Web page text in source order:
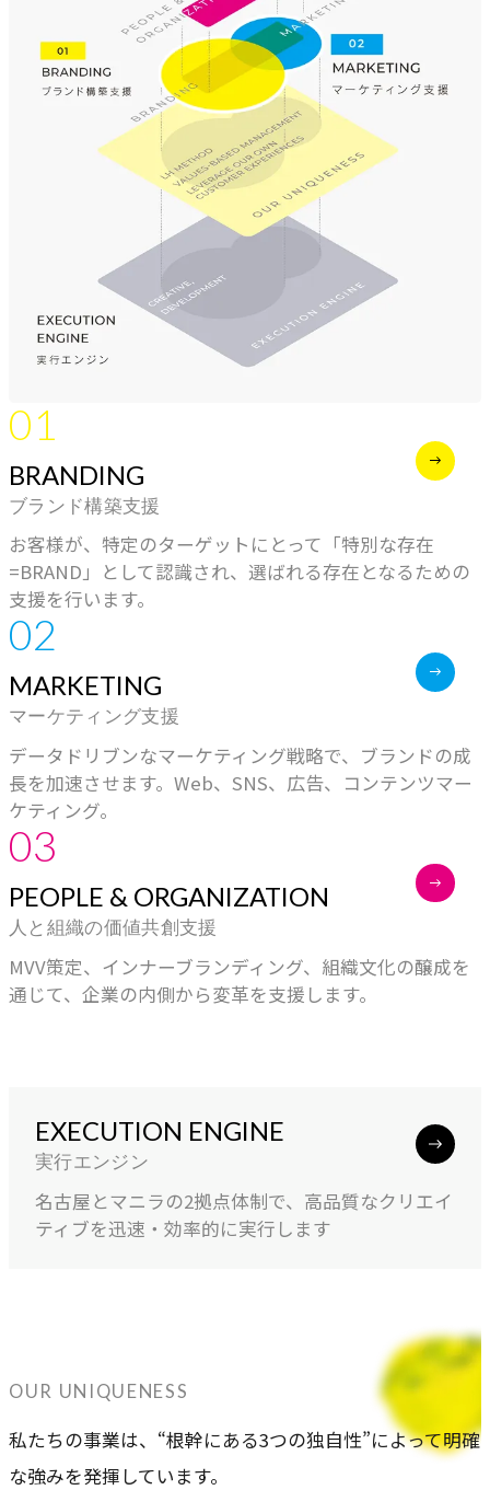
01
BRANDING
ブランド構築支援
お客様が、特定のターゲットにとって「特別な存在
=BRAND」として認識され、選ばれる存在となるための
支援を行います。
02
MARKETING
マーケティング支援
データドリブンなマーケティング戦略で、ブランドの成
長を加速させます。Web、SNS、広告、コンテンツマー
ケティング。
03
PEOPLE & ORGANIZATION
人と組織の価値共創支援
MVV策定、インナーブランディング、組織文化の醸成を
通じて、企業の内側から変革を支援します。
EXECUTION ENGINE
実行エンジン
名古屋とマニラの2拠点体制で、高品質なクリエイ
ティブを迅速・効率的に実行します
OUR UNIQUENESS
私たちの事業は、“根幹にある3つの独自性”によって明確
な強みを発揮しています。